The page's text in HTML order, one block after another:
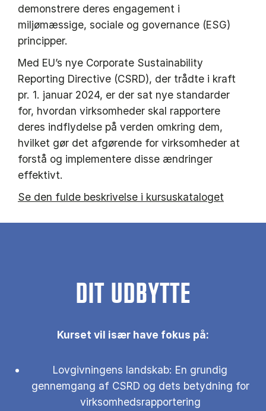
demonstrere deres engagement i
miljømæssige, sociale og governance (ESG)
principper.
Med EU’s nye Corporate Sustainability
Reporting Directive (CSRD), der trådte i kraft
pr. 1. januar 2024, er der sat nye standarder
for, hvordan virksomheder skal rapportere
deres indflydelse på verden omkring dem,
hvilket gør det afgørende for virksomheder at
forstå og implementere disse ændringer
effektivt.
Se den fulde beskrivelse i kursuskataloget
DIT UDBYTTE
Kurset vil især have fokus på:
Lovgivningens landskab: En grundig
gennemgang af CSRD og dets betydning for
virksomhedsrapportering